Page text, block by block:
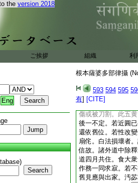
the version 2018
ご挨拶 組織 利
Eng
Search
根本薩婆多部律攝
593 594 595
有] [CITE]
數不足。不得以佛
體別故。若狂聾人
成近圓
言所授者。有多種
端嚴相。言意樂損
或爲活命而求出家
難療之疾。欲投三
謂半擇迦此有五別
男。二半月半擇迦
半擇迦。他抱觸時
見他行婬妬而根起
傷或被刀割。此五
後一不定。若近圓
還依舊位。若性改
扇侘。白法損壞者
信故。諸外道中除
道四月共住。食大
作務一同求寂。若
舊見應與出家。汚